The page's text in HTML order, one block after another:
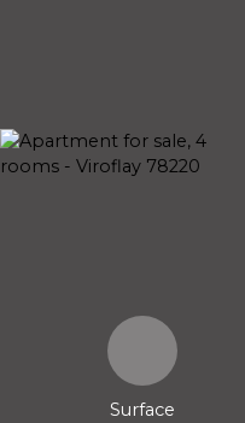
Surface